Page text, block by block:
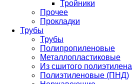
Тройники
Прочее
Прокладки
Трубы
Трубы
Полипропиленовые
Металлопластиковые
Из сшитого полиэтилена
Полиэтиленовые (ПНД)